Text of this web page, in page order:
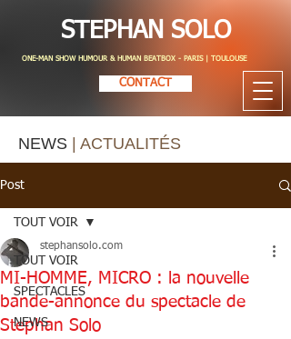
STEPHAN SOLO
ONE-MAN SHOW HUMOUR & HUMAN BEATBOX - PARIS | TOULOUSE
CONTACT
NEWS | ACTUALITÉS
Post
TOUT VOIR
SPECTACLES
NEWS
TOUT VOIR
MI-HOMME, MICRO : la nouvelle
bande-annonce du spectacle de
Stephan Solo
stephansolo.com